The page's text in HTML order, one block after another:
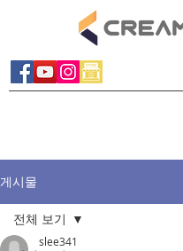
게시물
전체 보기
slee341